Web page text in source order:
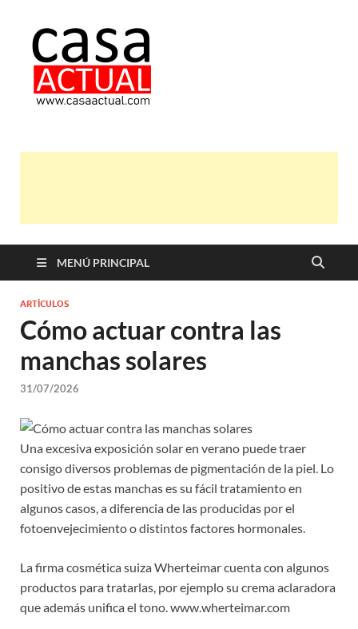
MENÚ PRINCIPAL
ARTÍCULOS
Cómo actuar contra las
manchas solares
31/07/2026
Una excesiva exposición solar en verano puede traer
consigo diversos problemas de pigmentación de la piel. Lo
positivo de estas manchas es su fácil tratamiento en
algunos casos, a diferencia de las producidas por el
fotoenvejecimiento o distintos factores hormonales.
La firma cosmética suiza Wherteimar cuenta con algunos
productos para tratarlas, por ejemplo su crema aclaradora
que además unifica el tono. www.wherteimar.com